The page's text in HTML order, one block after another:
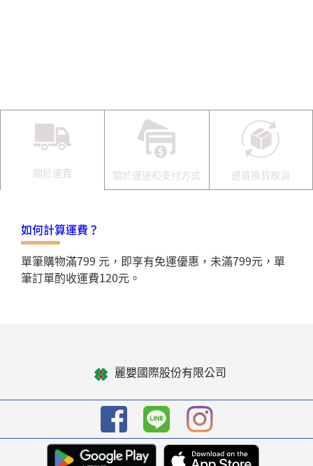
關於運費 關於運送和支付方式 退貨換貨取消
如何計算運費？
單筆購物滿799 元，即享有免運優惠，未滿799元，單
筆訂單酌收運費120元。
麗嬰國際股份有限公司